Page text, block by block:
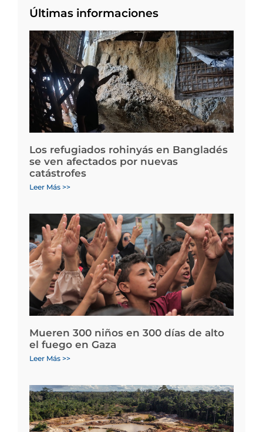
Últimas informaciones
Los refugiados rohinyás en Bangladés
se ven afectados por nuevas
catástrofes
Leer Más >>
Mueren 300 niños en 300 días de alto
el fuego en Gaza
Leer Más >>